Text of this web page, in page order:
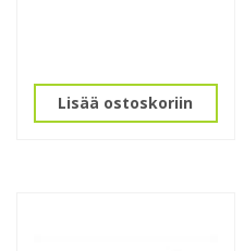
Lisää ostoskoriin